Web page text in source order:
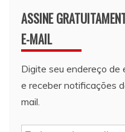
ASSINE
E-MAIL
Digite seu endereço de
e receber notificações
mail.